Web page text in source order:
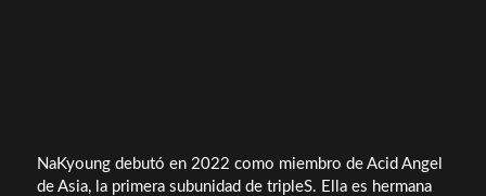
NaKyoung debutó en 2022 como miembro de Acid Angel
de Asia, la primera subunidad de tripleS. Ella es hermana